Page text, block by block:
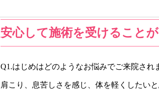
安心して施術を受けること
Q1.はじめはどのようなお悩みでご来院され
肩こり、息苦しさを感じ、体を軽くしたいと